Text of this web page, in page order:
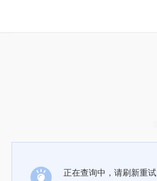
正在查询中，请刷新重试